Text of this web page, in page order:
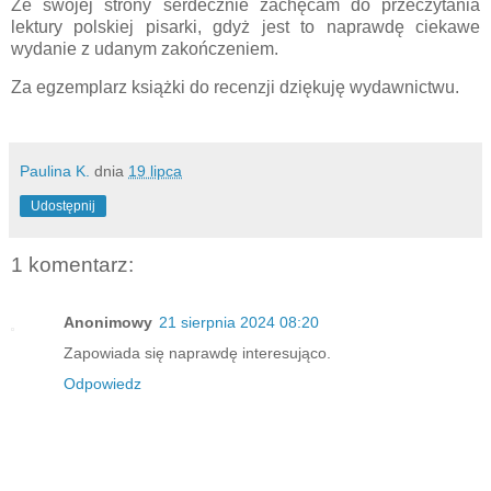
Ze swojej strony serdecznie zachęcam do przeczytania
lektury polskiej pisarki, gdyż jest to naprawdę ciekawe
wydanie z udanym zakończeniem.
Za egzemplarz książki do recenzji dziękuję wydawnictwu.
Paulina K. dnia 19 lipca
Udostępnij
1 komentarz:
Anonimowy 21 sierpnia 2024 08:20
Zapowiada się naprawdę interesująco.
Odpowiedz